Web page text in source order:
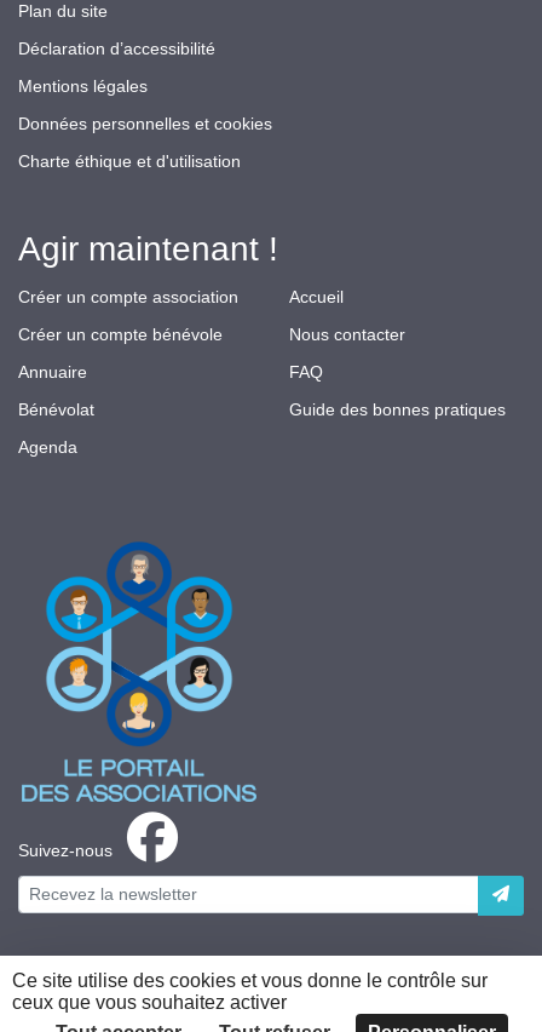
Suivez-nous
Plan du site
Déclaration d’accessibilité
Mentions légales
Données personnelles et cookies
Charte éthique et d'utilisation
Agir maintenant !
Créer un compte association
Créer un compte bénévole
Annuaire
Bénévolat
Agenda
Accueil
Nous contacter
FAQ
Guide des bonnes pratiques
Plateforme développée en France par
Ce site utilise des cookies et vous donne le contrôle sur
ceux que vous souhaitez activer